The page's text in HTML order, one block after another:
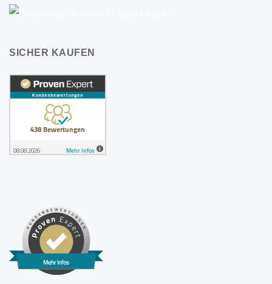
SICHER KAUFEN
Mehr Infos